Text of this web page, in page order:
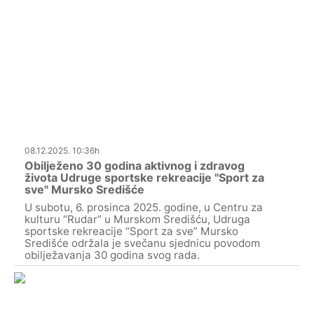
08.12.2025. 10:36h
Obilježeno 30 godina aktivnog i zdravog
života Udruge sportske rekreacije "Sport za
sve" Mursko Središće
U subotu, 6. prosinca 2025. godine, u Centru za
kulturu “Rudar” u Murskom Središću, Udruga
sportske rekreacije “Sport za sve” Mursko
Središće održala je svečanu sjednicu povodom
obilježavanja 30 godina svog rada.